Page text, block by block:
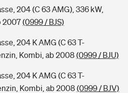
204 (C 63 AMG), 336 kW,
2007(0999 / BJS)
204 K AMG (C 63 T-
Kombi, ab 2008 (0999 / BJU)
204 K AMG (C 63 T-
Kombi, ab 2008 (0999 / BJV)